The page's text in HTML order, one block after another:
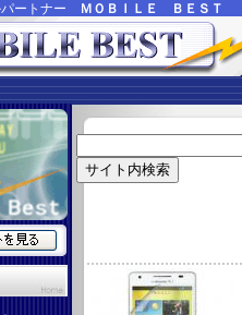
パートナー ＭＯＢＩＬＥ ＢＥＳＴ